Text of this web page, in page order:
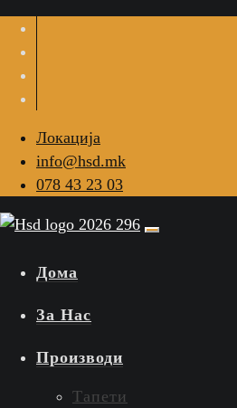
Локација
info@hsd.mk
078 43 23 03
Дома
За Нас
Производи
Тапети